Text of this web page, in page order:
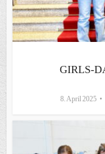
GIRLS-
8. April 2025